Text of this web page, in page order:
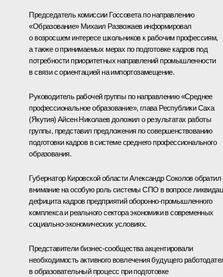
Председатель комиссии Госсовета по направлению
«Образование» Михаил Развожаевинформировал
о возросшем интересе школьников к рабочим профессиям,
а также о принимаемых мерах по подготовке кадров под
потребности приоритетных направлений промышленности
в связи с ориентацией на импортозамещение.
Руководитель рабочей группы по направлению «Среднее
профессиональное образование», глава Республики Саха
(Якутия) Айсен Николаев доложил о результатах работы
группы, представил предложения по совершенствованию
подготовки кадров в системе среднего профессионального
образования.
Губернатор Кировской области Александр Соколов обратил
внимание на особую роль системы СПО в вопросе
дефицита кадров предприятий оборонно-промышленного
комплекса и реального сектора экономики в современных
социально-экономических условиях.
Представители бизнес-сообщества акцентировали
необходимость активного вовлечения будущего
в образовательный процесс при подготовке